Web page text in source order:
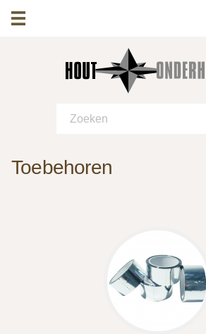
Toebehoren